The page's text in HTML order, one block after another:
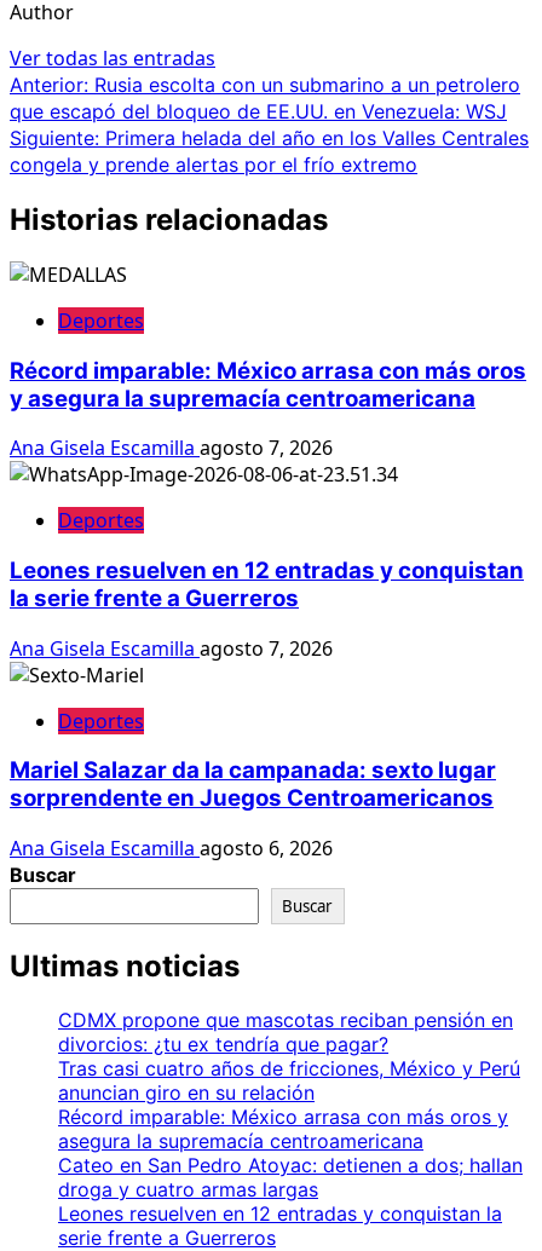
Author
Ver todas las entradas
Navegación
de
entradas
Anterior: Rusia escolta con un submarino a un petrolero
que escapó del bloqueo de EE.UU. en Venezuela: WSJ
Siguiente: Primera helada del año en los Valles Centrales
congela y prende alertas por el frío extremo
Historias relacionadas
Deportes
Récord imparable: México arrasa con más oros
y asegura la supremacía centroamericana
Ana Gisela Escamilla agosto 7, 2026
Deportes
Leones resuelven en 12 entradas y conquistan
la serie frente a Guerreros
Ana Gisela Escamilla agosto 7, 2026
Deportes
Mariel Salazar da la campanada: sexto lugar
sorprendente en Juegos Centroamericanos
Ana Gisela Escamilla agosto 6, 2026
Buscar
Buscar
Ultimas noticias
CDMX propone que mascotas reciban pensión en
divorcios: ¿tu ex tendría que pagar?
Tras casi cuatro años de fricciones, México y Perú
anuncian giro en su relación
Récord imparable: México arrasa con más oros y
asegura la supremacía centroamericana
Cateo en San Pedro Atoyac: detienen a dos; hallan
droga y cuatro armas largas
Leones resuelven en 12 entradas y conquistan la
serie frente a Guerreros